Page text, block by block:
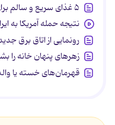
۵ غذای سریع و سالم برای طبیعت‌گردی
نتیجه حمله آمریکا به
رونمایی از اتاق برق
زهرهای پنهان خانه را
قهرمان‌های خسته یا